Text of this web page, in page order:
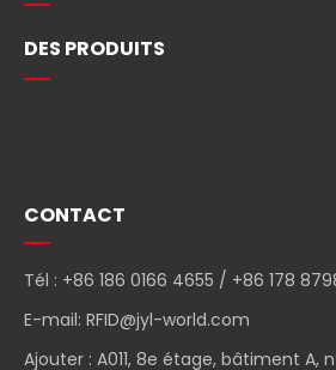
DES PRODUITS
CONTACT
Tél : +86 186 0166 4655 / +86 178
E-mail: RFID@jyl-world.com
Ajouter : A011, 8e étage, bâtiment A,